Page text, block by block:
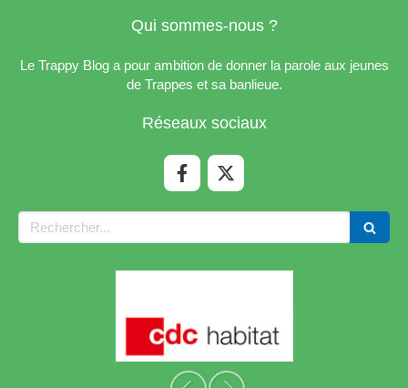
Qui sommes-nous ?
Le Trappy Blog a pour ambition de donner la parole aux jeunes
de Trappes et sa banlieue.
Réseaux sociaux
Rechercher